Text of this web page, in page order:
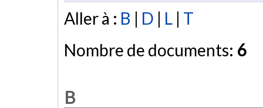
Aller à : B | D | L | T
Nombre de documents: 6
B